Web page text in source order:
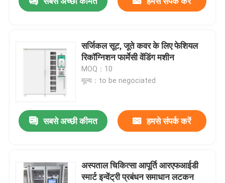
सर्जिकल सूट, जूते कवर के लिए फेशियल
रिकॉग्निशन फार्मेसी वेंडिंग मशीन
MOQ：10
मूल्य：to be negociated
सबसे अच्छी कीमत हमसे संपर्क करें
अस्पताल चिकित्सा आपूर्ति आरएफआईडी
स्मार्ट इन्वेंट्री प्रबंधन समाधान लटकन